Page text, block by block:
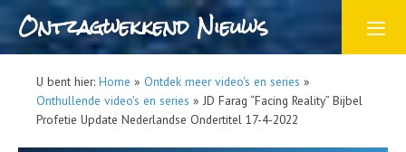
Ontzagwekkend Nieuws
U bent hier: Home » Ontdek meer video's en series »
Onthullende video's en series » JD Farag “Facing Reality” Bijbel
Profetie Update Nederlandse Ondertitel 17-4-2022